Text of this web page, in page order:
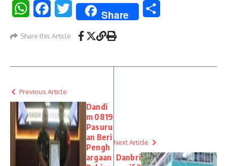
WhatsAppFacebookTwitter Share
Share this Article
Previous Article
Dandi
m 0819
Pasuru
an Beri
Pengh
argaan
Next Article
Danbri